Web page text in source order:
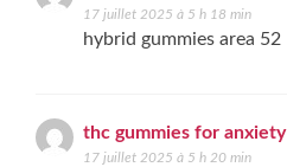
17 juillet 2025 à 5 h 18 min
hybrid gummies area 52
thc gummies for anxiety
17 juillet 2025 à 5 h 20 min